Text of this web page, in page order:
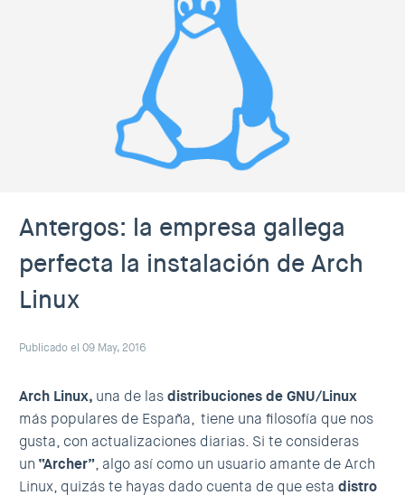
Antergos: la empresa gallega
perfecta la instalación de Arch
Linux
Publicado el 09 May, 2016
Arch Linux, una de lasdistribuciones de GNU/Linux
más populares de España, tiene una filosofía que nos
gusta, con actualizaciones diarias. Si te consideras
un “Archer”, algo así como un usuario amante de Arch
Linux, quizás te hayas dado cuenta de que esta distro